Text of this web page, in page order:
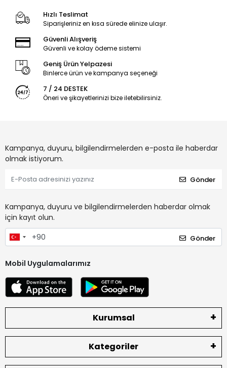
Hızlı Teslimat
Siparişleriniz en kısa sürede elinize ulaşır.
Güvenli Alışveriş
Güvenli ve kolay ödeme sistemi
Geniş Ürün Yelpazesi
Binlerce ürün ve kampanya seçeneği
7 / 24 DESTEK
Öneri ve şikayetlerinizi bize iletebilirsiniz.
Kampanya, duyuru, bilgilendirmelerden e-posta ile haberdar
olmak istiyorum.
Gönder
Kampanya, duyuru ve bilgilendirmelerden haberdar olmak
için kayıt olun.
Gönder
Mobil Uygulamalarımız
Kurumsal
Kategoriler